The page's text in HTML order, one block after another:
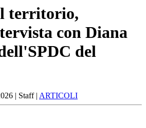
territorio,
con Diana
del
| Staff | ARTICOLI